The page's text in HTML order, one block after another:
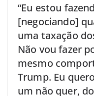
“Eu estou
[negociando]
uma taxação
Não vou fazer
mesmo
Trump. Eu
um não quer,